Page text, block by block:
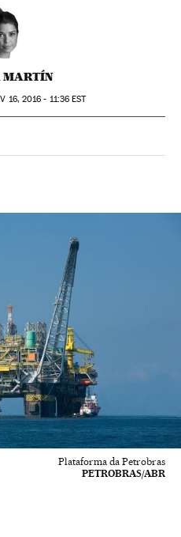
16, 2016 - 11:36 EST
Sociales
Plataforma da Petrobras
PETROBRAS/ABR